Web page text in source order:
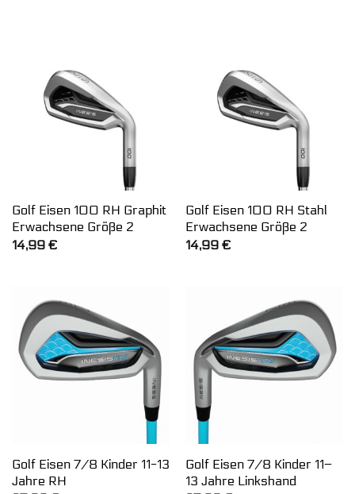
Golf Eisen 100 RH Graphit
Erwachsene Größe 2
14,99 €
Golf Eisen 100 RH Stahl
Erwachsene Größe 2
14,99 €
Golf Eisen 7/8 Kinder 11-13
Jahre RH
Golf Eisen 7/8 Kinder 11–
13 Jahre Linkshand